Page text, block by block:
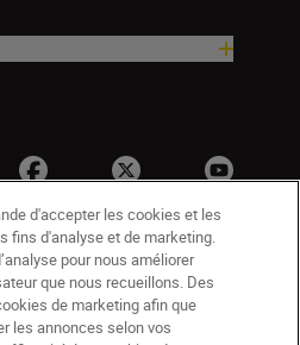
d'accepter les cookies et les
fins d'analyse et de marketing.
pour nous améliorer
que nous recueillons. Des
de marketing afin que
les annonces selon vos